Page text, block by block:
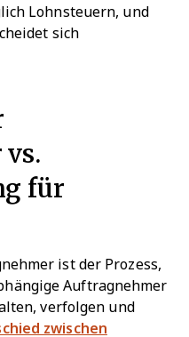
Lohnsteuern, und
sich
für
ist der Prozess,
Auftragnehmer
verfolgen und
zwischen